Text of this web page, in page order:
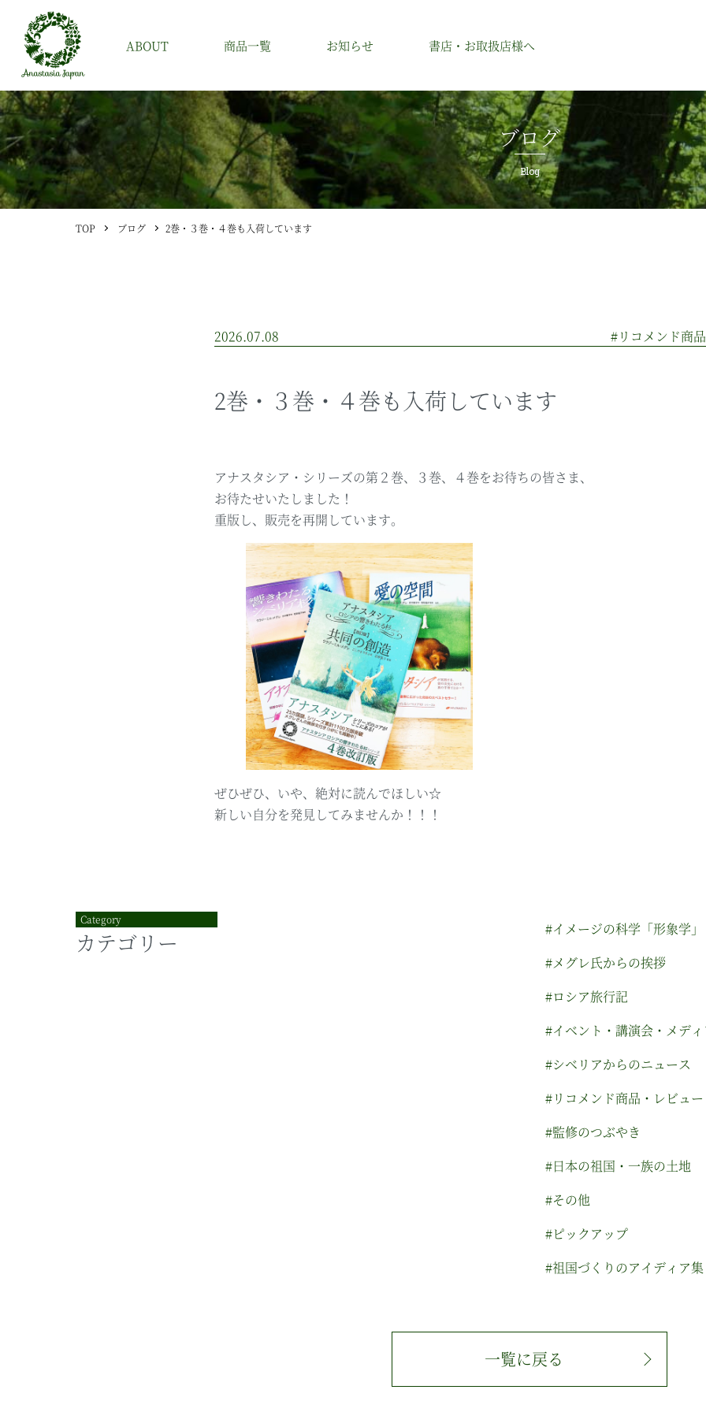
ブログ
Blog
TOP ブログ 2巻・３巻・４巻も入荷しています
2026.07.08 #リコメンド商
2巻・３巻・４巻も入荷しています
アナスタシア・シリーズの第２巻、３巻、４巻をお待ちの皆さま、
お待たせいたしました！
重版し、販売を再開しています。
ぜひぜひ、いや、絶対に読んでほしい☆
新しい自分を発見してみませんか！！！
Category
カテゴリー
#イメージの科学「形象学」
#メグレ氏からの挨拶
#ロシア旅行記
#イベント・講演会・メデ
#シベリアからのニュース
#リコメンド商品・レビュ
#監修のつぶやき
#日本の祖国・一族の土地
#その他
#ピックアップ
#祖国づくりのアイディア集
一覧に戻る
ABOUT
アナスタシア・ジャパンについて
アナスタシア・シリーズについて
シベリア杉のオイルのこと
シベリア杉のアイテムのこと
セレ
商品一覧
書籍
アナスタシア・シリーズ
シベリア杉のアイテム
オイル
セレ
お知らせ 書店・お取扱店様へ